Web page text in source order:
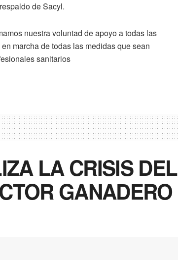
de Sacyl.
nuestra voluntad de apoyo a todas las
marcha de todas las medidas que sean
sanitarios
LA CRISIS DEL
GANADERO